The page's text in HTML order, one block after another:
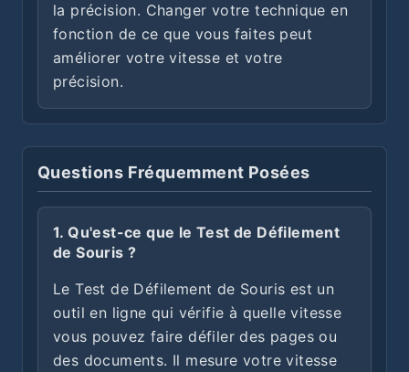
la précision. Changer votre technique en
fonction de ce que vous faites peut
améliorer votre vitesse et votre
précision.
Questions Fréquemment Posées
1. Qu'est-ce que le Test de Défilement
de Souris ?
Le Test de Défilement de Souris est un
outil en ligne qui vérifie à quelle vitesse
vous pouvez faire défiler des pages ou
des documents. Il mesure votre vitesse